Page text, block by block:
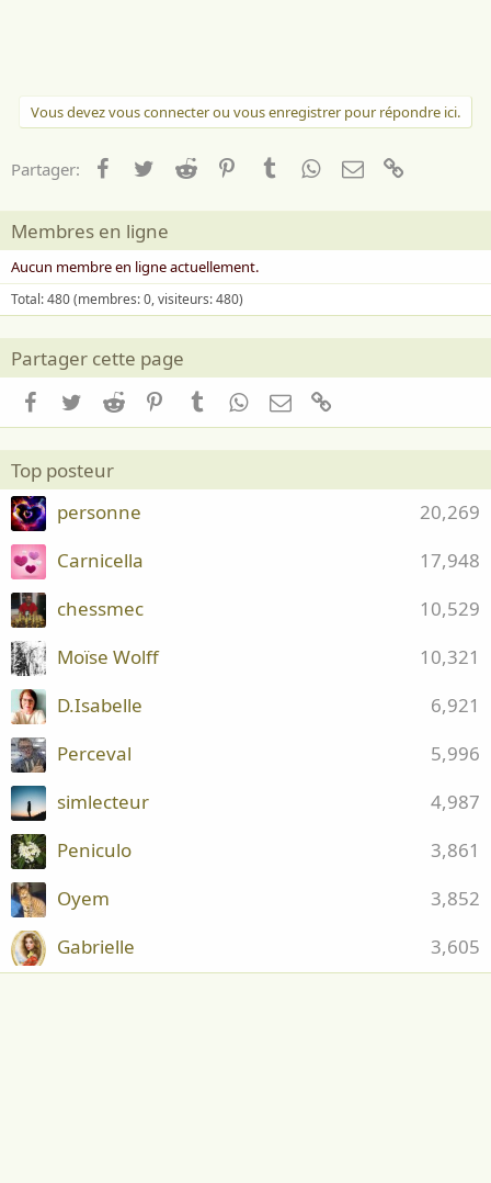
Vous devez vous connecter ou vous enregistrer pour répondre ici.
Partager: Facebook
TwitterReddit PinterestTumblrWhatsApp
Email
Membres en ligne
Aucun membre en ligne actuellement.
Total: 480 (membres: 0, visiteurs: 480)
Partager cette page
Facebook
TwitterReddit PinterestTumblrWhatsApp
Email
Top posteur
20,269
personne
17,948
Carnicella
10,529
chessmec
10,321
Moïse Wolff
6,921
D.Isabelle
5,996
Perceval
4,987
simlecteur
3,861
Peniculo
3,852
Oyem
3,605
Gabrielle